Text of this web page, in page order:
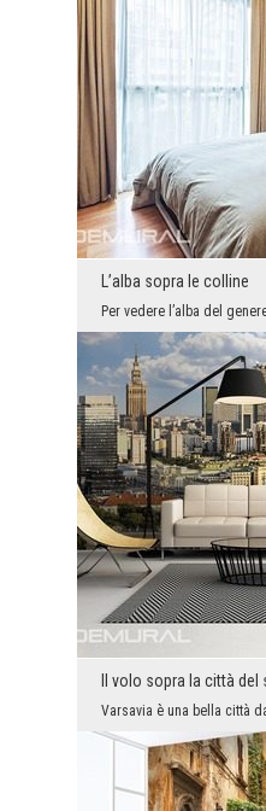
L’alba sopra le colline
Il volo sopra la città del